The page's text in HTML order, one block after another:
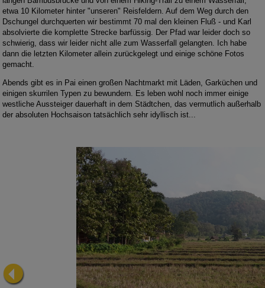
etwa 10 Kilometer hinter "unseren" Reisfeldern. Auf dem Weg durch den
Dschungel durchquerten wir bestimmt 70 mal den kleinen Fluß - und Karl
absolvierte die komplette Strecke barfüssig. Der Pfad war leider doch so
schwierig, dass wir leider nicht alle zum Wasserfall gelangten. Ich habe
dann die letzten Kilometer allein zurückgelegt und einige schöne Fotos
gemacht.
Abends gibt es in Pai einen großen Nachtmarkt mit Läden, Garküchen und
einigen skurrilen Typen zu bewundern. Es leben wohl noch immer einige
westliche Aussteiger dauerhaft in dem Städtchen, das vermutlich außerhalb
der absoluten Hochsaison tatsächlich sehr idyllisch ist...